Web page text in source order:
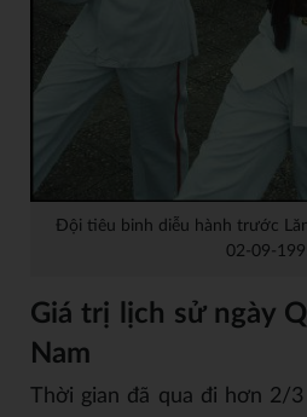
Đội tiêu binh diễu hành trước
02-09-
Giá trị lịch sử ngày
Nam
Thời gian đã qua đi hơn 2/